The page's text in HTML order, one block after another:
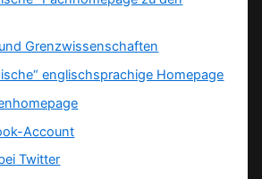
Grenzwissenschaften
englischsprachige Homepage
Account
Twitter